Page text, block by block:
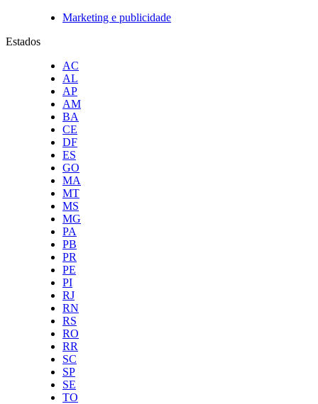
Marketing e publicidade
Estados
AC
AL
AP
AM
BA
CE
DF
ES
GO
MA
MT
MS
MG
PA
PB
PR
PE
PI
RJ
RN
RS
RO
RR
SC
SP
SE
TO